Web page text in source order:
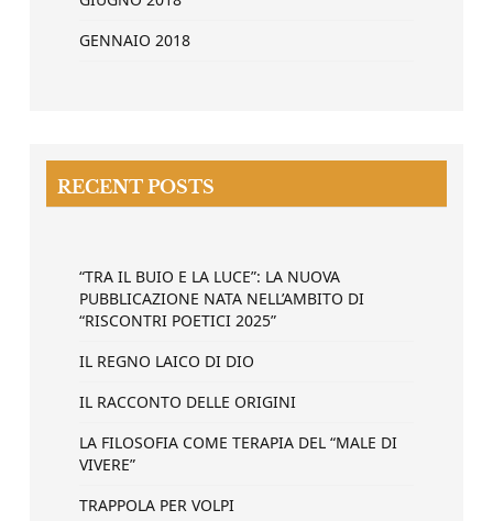
GENNAIO 2018
RECENT POSTS
“TRA IL BUIO E LA LUCE”: LA NUOVA
PUBBLICAZIONE NATA NELL’AMBITO DI
“RISCONTRI POETICI 2025”
IL REGNO LAICO DI DIO
IL RACCONTO DELLE ORIGINI
LA FILOSOFIA COME TERAPIA DEL “MALE DI
VIVERE”
TRAPPOLA PER VOLPI